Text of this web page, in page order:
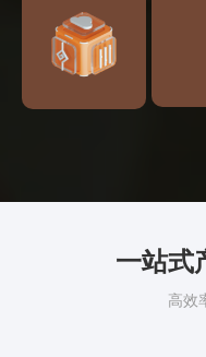
一站式
高效